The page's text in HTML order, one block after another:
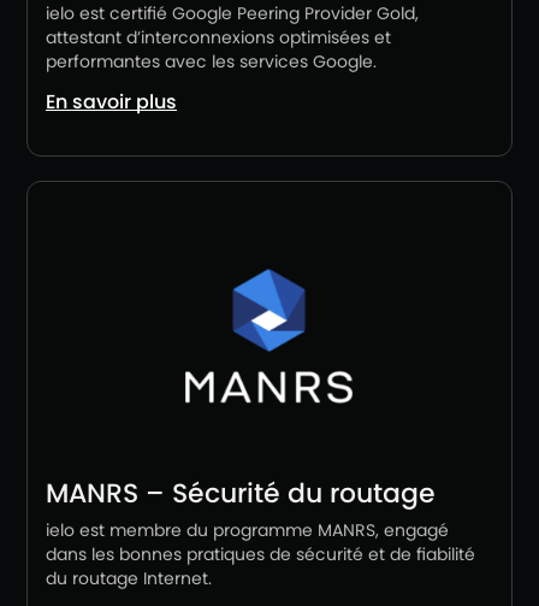
ielo est certifié Google Peering Provider Gold,
attestant d’interconnexions optimisées et
performantes avec les services Google.
En savoir plus
MANRS – Sécurité du routage
ielo est membre du programme MANRS, engagé
dans les bonnes pratiques de sécurité et de fiabilité
du routage Internet.